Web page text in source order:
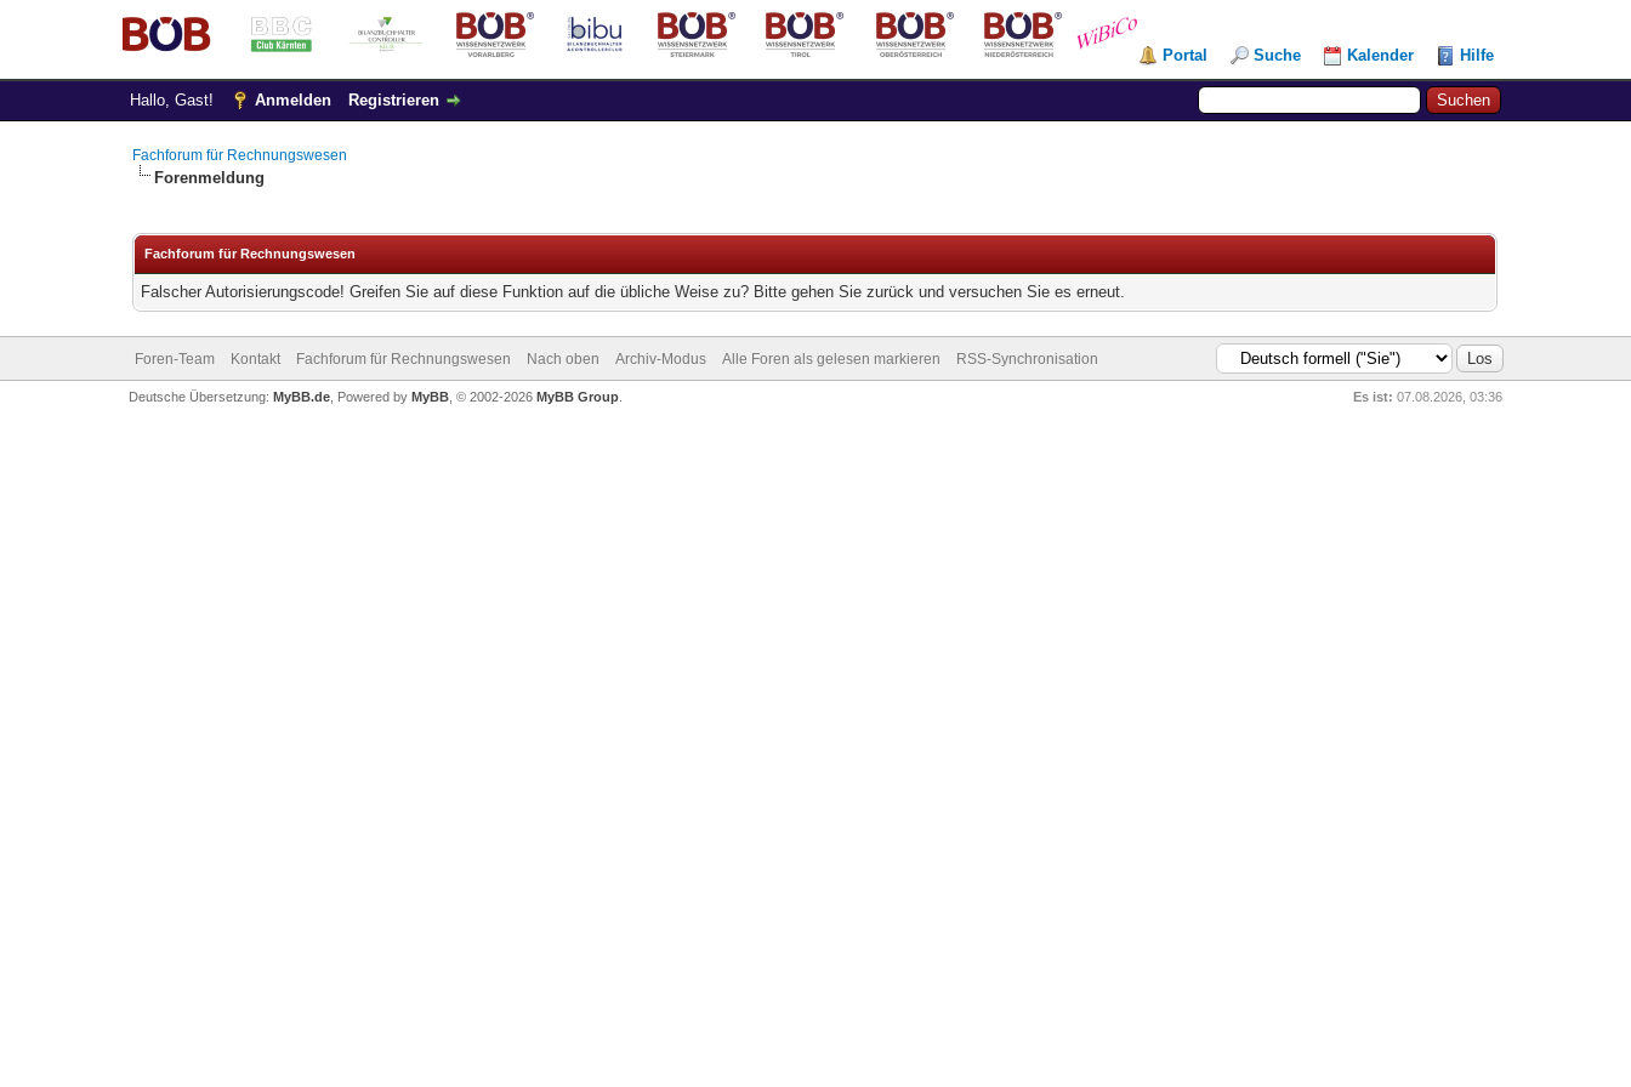
Portal Suche Kalender Hilfe
Hallo, Gast! Anmelden Registrieren
Fachforum für Rechnungswesen
Forenmeldung
Fachforum für Rechnungswesen
Falscher Autorisierungscode! Greifen Sie auf diese Funktion auf die übliche Weise zu? Bitte gehen Sie zurück und versuchen Sie es erneut.
Foren-Team Kontakt Fachforum für Rechnungswesen Nach oben Archiv-Modus Alle Foren als gelesen markieren RSS-Synchronisation
Es ist: 07.08.2026, 03:36
Deutsche Übersetzung: MyBB.de, Powered by MyBB, © 2002-2026 MyBB Group.